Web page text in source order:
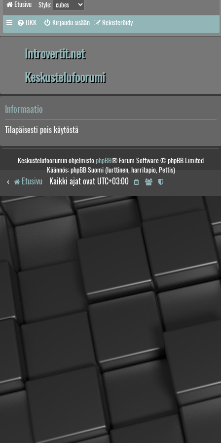
Etusivu Style:
UKK Kirjaudu sisään Rekisteröidy
Introvertit.net
Keskustelufoorumi
Informaatio
Tilapäisesti pois käytöstä
Keskustelufoorumin ohjelmistophpBB® Forum Software © phpBB Limited
Käännös: phpBB Suomi (lurttinen, harritapio, Pettis)
Etusivu Kaikki ajat ovat UTC+03:00